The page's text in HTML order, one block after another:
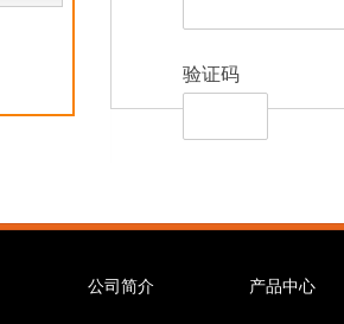
验证码
公司简介 产品中心